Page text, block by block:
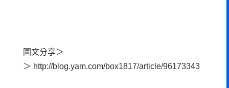
圖文分享＞
＞ http://blog.yam.com/box1817/article/96173343